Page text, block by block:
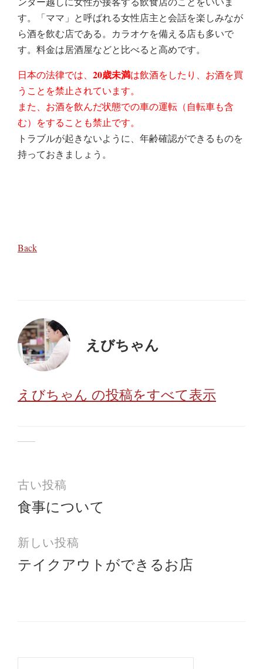
す。「ママ」と呼ばれる女性店主と会話を楽しみなが
ら酒を飲む店である。カラオケを備える店も多いで
す。料金は居酒屋などと比べると高めです。
日本の法律では、 20歳未満は飲酒をしたり、お酒を買
うことを禁止されています。
また、お酒を飲んだ状態での車の運転（自転車も含
む）をすることも禁止です。
トラブルが起きないように、年齢確認ができるものを
持っておきましょう。
Back
えびちゃん
えびちゃん の投稿をすべて表示
投
ナ
ビ
古い投稿
食事について
新しい投稿
テイクアウトができるお店